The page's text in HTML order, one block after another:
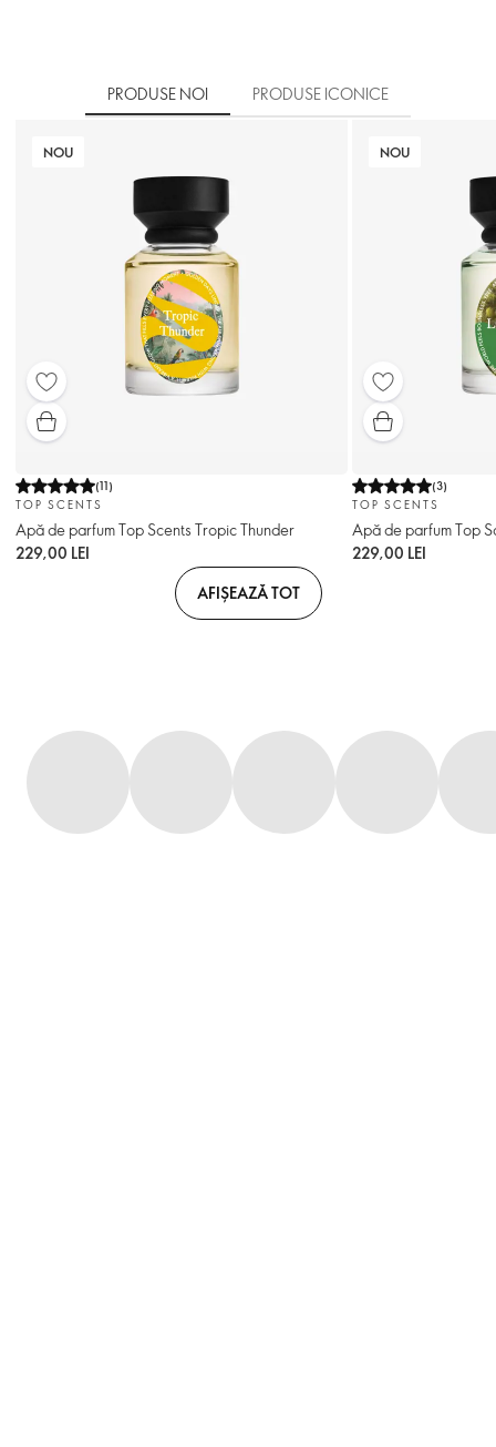
PRODUSE NOI PRODUSE ICONICE
NOU
(11)
TOP SCENTS
Apă de parfum Top Scents Tropic Thunder
229,00 LEI
NOU
(3)
TOP SCENTS
Apă de parfum Top
229,00 LEI
AFIȘEAZĂ TOT